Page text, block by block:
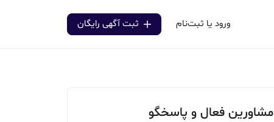
ورود یا ثبت‌نام ثبت آگهی رایگان
مشاورین فعال و پاسخگو